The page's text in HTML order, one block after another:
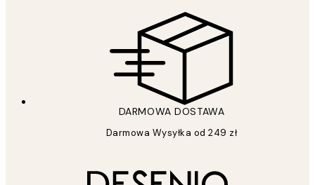
DARMOWA DOSTAWA
Darmowa Wysyłka od 249 zł